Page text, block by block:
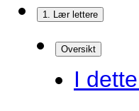
1. Lær lettere
Oversikt
I